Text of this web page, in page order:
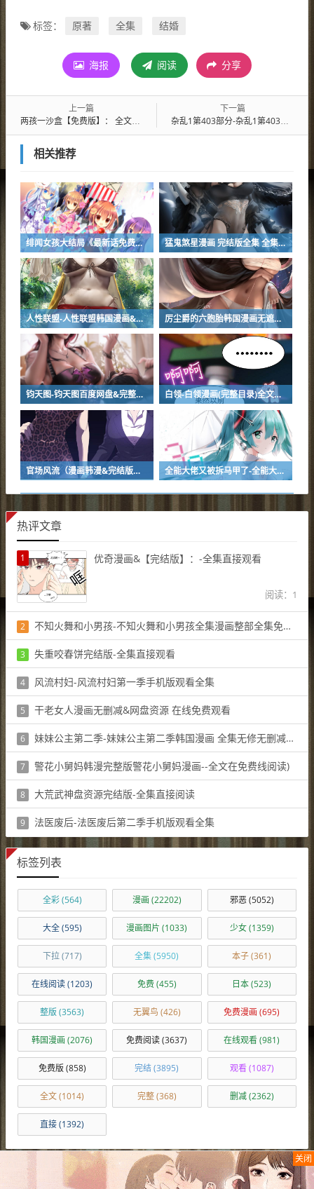
标签： 原著 全集 结婚
海报 阅读 分享
上一篇
两孩一沙盒【免费版】： 全文在线观看
下一篇
杂乱1第403部分-杂乱1第403部分漫画百度云全话直接阅读
相关推荐
绯闻女孩大结局《最新话免费漫画》（完整版）（全文免费阅读） 猛鬼煞星漫画 完结版全集 全集手机版观看
人性联盟-人性联盟韩国漫画&韩国动漫&完整版-人性联盟全文阅读 厉尘爵的六胞胎韩国漫画无遮羞无修版漫画免费在线阅读
钧天图-钧天图百度网盘&完整版（全文阅读） 白领-白领漫画(完整目录)全文免费阅读
官场风流（漫画韩漫&完结版）(全文在线阅读） 全能大佬又被拆马甲了-全能大佬又被拆马甲了【韩国漫画】&-全能大佬又被拆马甲了（全文免费阅读）
热评文章
1 优奇漫画&【完结版】：-全集直接观看
阅读：1
2 不知火舞和小男孩-不知火舞和小男孩全集漫画整部全集免费观看
3 失重咬春饼完结版-全集直接观看
4 风流村妇-风流村妇第一季手机版观看全集
5 干老女人漫画无删减&网盘资源 在线免费观看
阅读：1
6 妹妹公主第二季-妹妹公主第二季韩国漫画 全集无修无删减版 高清
阅读：1
7 警花小舅妈韩漫完整版警花小舅妈漫画--全文在免费线阅读)
8 大荒武神盘资源完结版-全集直接阅读
9 法医废后-法医废后第二季手机版观看全集
阅读：1
标签列表
全彩(564) 漫画 (22202) 邪恶(5052)
大全(595) 漫画图片 (1033) 少女(1359)
下拉(717) 全集(5950) 本子(361)
在线阅读(1203) 免费 (455) 日本(523)
整版 (3563) 无翼鸟 (426) 免费漫画 (695)
韩国漫画 (2076) 免费阅读(3637) 在线观看(981)
免费版 (858) 完结(3895) 观看(1087)
全文(1014) 完整(368) 删减(2362)
直接(1392)
最新留言
关闭